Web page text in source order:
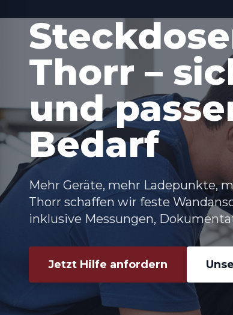
Thorr –
und
Bedarf
Mehr Geräte, mehr Ladepunkte,
Thorr schaffen wir feste
inklusive Messungen,
Jetzt Hilfe anfordern